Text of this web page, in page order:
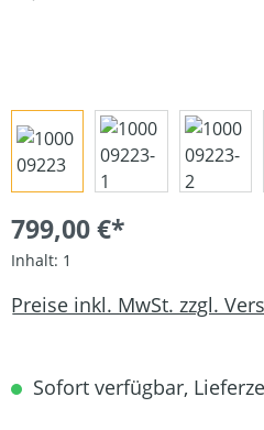
799,00 €*
Inhalt: 1
Preise inkl. MwSt. zzgl.
Sofort verfügbar,